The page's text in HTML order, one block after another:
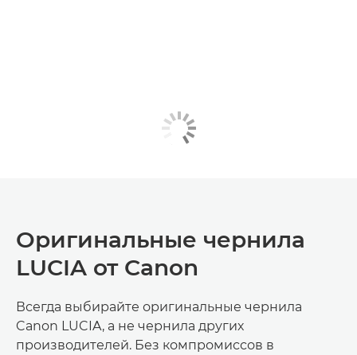
Оригинальные чернила
LUCIA от Canon
Всегда выбирайте оригинальные чернила
Canon LUCIA, а не чернила других
производителей. Без компромиссов в